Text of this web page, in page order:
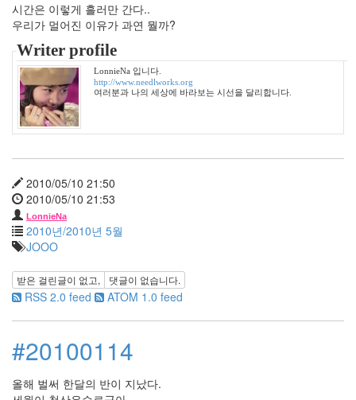
시간은 이렇게 흘러만 간다..
우리가 멀어진 이유가 과연 뭘까?
Writer profile
LonnieNa 입니다.
http://www.needlworks.org
여러분과 나의 세상에 바라보는 시선을 달리합니다.
2010/05/10 21:50
2010/05/10 21:53
LonnieNa
2010년/2010년 5월
JOOO
받은 걸린글이 없고, 댓글이 없습니다.
RSS 2.0 feed ATOM 1.0 feed
#20100114
올해 벌써 한달의 반이 지났다.
습
관
4
쫄
랑
이
똥
글
이
차
망
토
7
봉
동
생
1
추
억
더